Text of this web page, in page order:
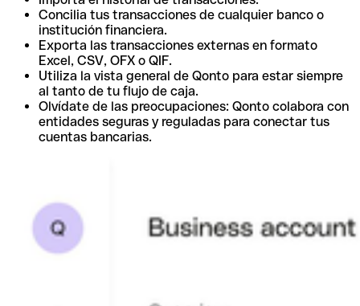
Concilia tus transacciones de cualquier banco o
institución financiera.
Exporta las transacciones externas en formato
Excel, CSV, OFX o QIF.
Utiliza la vista general de Qonto para estar siempre
al tanto de tu flujo de caja.
Olvídate de las preocupaciones: Qonto colabora con
entidades seguras y reguladas para conectar tus
cuentas bancarias.